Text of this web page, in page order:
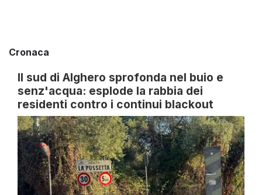
Cronaca
Il sud di Alghero sprofonda nel buio e
senz'acqua: esplode la rabbia dei
residenti contro i continui blackout